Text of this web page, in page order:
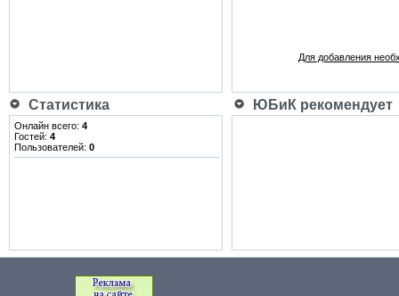
Для добавления
Статистика ЮБиК рекомендует
Онлайн всего: 4
Гостей: 4
Пользователей: 0